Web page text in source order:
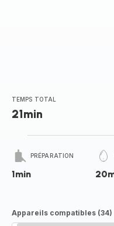
TEMPS TOTAL
21min
PRÉPARATION
1min
Appareils compatibles (34)